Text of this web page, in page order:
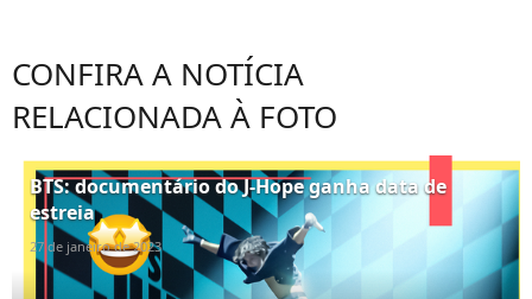
CONFIRA A NOTÍCIA
RELACIONADA À FOTO
BTS: documentário do J-Hope ganha data de
estreia
27 de janeiro de 2023